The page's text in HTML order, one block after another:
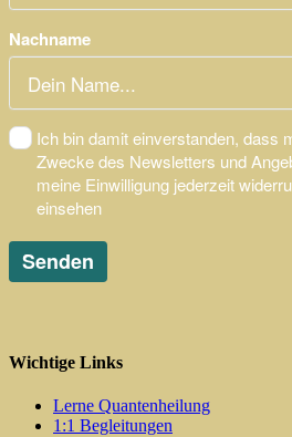
Wichtige Links
Lerne Quantenheilung
1:1 Begleitungen